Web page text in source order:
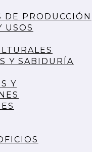
DE PRODUCCIÓN
USOS
Y SABIDURÍA
Y